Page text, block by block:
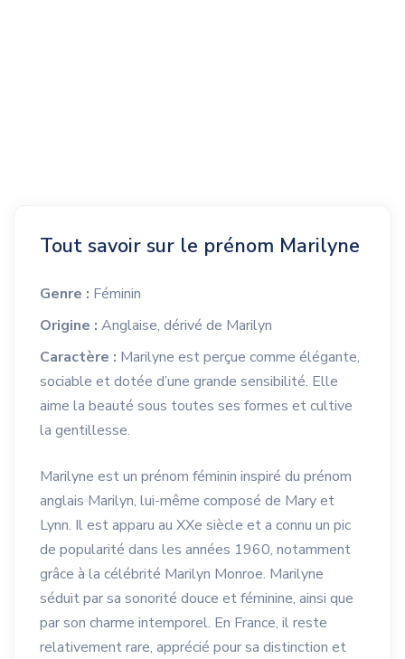
Tout savoir sur le prénom Marilyne
Genre : Féminin
Origine : Anglaise, dérivé de Marilyn
Caractère : Marilyne est perçue comme élégante,
sociable et dotée d’une grande sensibilité. Elle
aime la beauté sous toutes ses formes et cultive
la gentillesse.
Marilyne est un prénom féminin inspiré du prénom
anglais Marilyn, lui-même composé de Mary et
Lynn. Il est apparu au XXe siècle et a connu un pic
de popularité dans les années 1960, notamment
grâce à la célébrité Marilyn Monroe. Marilyne
séduit par sa sonorité douce et féminine, ainsi que
par son charme intemporel. En France, il reste
relativement rare, apprécié pour sa distinction et